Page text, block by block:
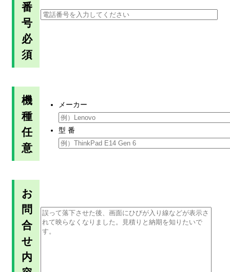
番
号
必
須
機
種
任
意
メーカー
型 番
お
問
合
せ
内